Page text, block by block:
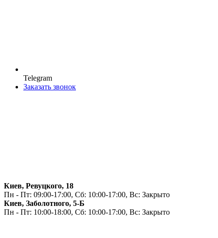
Telegram
Заказать звонок
Киев, Ревуцкого, 18
Пн - Пт: 09:00-17:00, Сб: 10:00-17:00, Вс: Закрыто
Киев, Заболотного, 5-Б
Пн - Пт: 10:00-18:00, Сб: 10:00-17:00, Вс: Закрыто